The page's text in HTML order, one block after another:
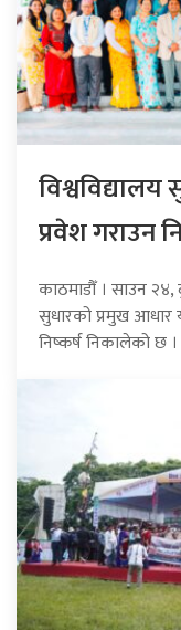
विश्वविद्यालय
प्रवेश गराउन
काठमाडौँ । साउन २४,
सुधारको प्रमुख आधार
निष्कर्ष निकालेको छ ।